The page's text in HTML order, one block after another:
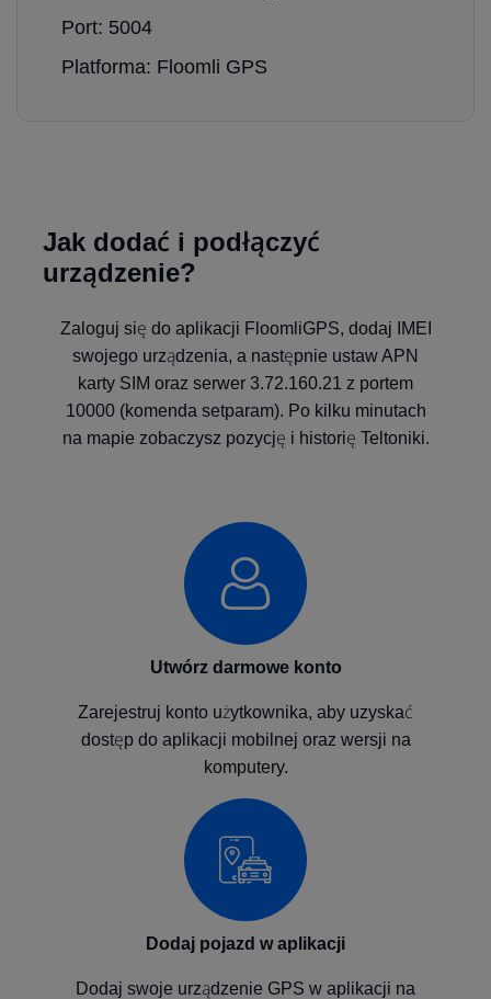
Port: 5004
Platforma: Floomli GPS
Jak dodać i podłączyć
urządzenie?
Zaloguj się do aplikacji FloomliGPS, dodaj IMEI
swojego urządzenia, a następnie ustaw APN
karty SIM oraz serwer 3.72.160.21 z portem
10000 (komenda setparam). Po kilku minutach
na mapie zobaczysz pozycję i historię Teltoniki.
Utwórz darmowe konto
Zarejestruj konto użytkownika, aby uzyskać
dostęp do aplikacji mobilnej oraz wersji na
komputery.
Dodaj pojazd w aplikacji
Dodaj swoje urządzenie GPS w aplikacji na